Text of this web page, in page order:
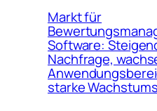
Markt für
Software:
Nachfrage,
starke